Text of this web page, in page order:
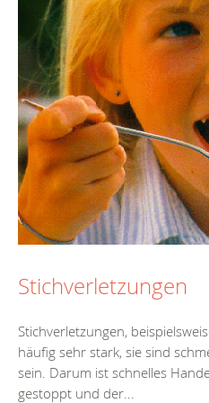
Stichverletzungen
Stichverletzungen,
häufig sehr stark, sie sind
sein. Darum ist schnelles
gestoppt und der...